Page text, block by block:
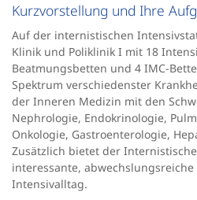
Kurzvorstellung und Ihre
Auf der internistischen
Klinik und Poliklinik I mit 18
Beatmungsbetten und 4 IMC-
Spektrum verschiedenster
der Inneren Medizin mit den
Nephrologie, Endokrinologie,
Onkologie, Gastroenterologie,
Zusätzlich bietet der
interessante,
Intensivalltag.